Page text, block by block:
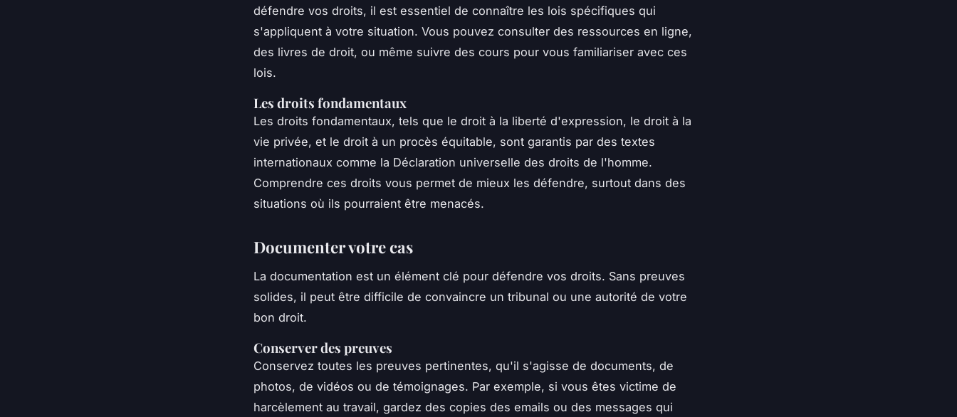
défendre vos droits, il est essentiel de connaître les lois spécifiques qui
s'appliquent à votre situation. Vous pouvez consulter des ressources en ligne,
des livres de droit, ou même suivre des cours pour vous familiariser avec ces
lois.
Les droits fondamentaux
Les droits fondamentaux, tels que le droit à la liberté d'expression, le droit à la
vie privée, et le droit à un procès équitable, sont garantis par des textes
internationaux comme la Déclaration universelle des droits de l'homme.
Comprendre ces droits vous permet de mieux les défendre, surtout dans des
situations où ils pourraient être menacés.
Documenter votre cas
La documentation est un élément clé pour défendre vos droits. Sans preuves
solides, il peut être difficile de convaincre un tribunal ou une autorité de votre
bon droit.
Conserver des preuves
Conservez toutes les preuves pertinentes, qu'il s'agisse de documents, de
photos, de vidéos ou de témoignages. Par exemple, si vous êtes victime de
harcèlement au travail, gardez des copies des emails ou des messages qui